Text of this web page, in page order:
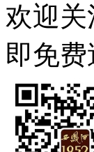
欢迎关
即免费